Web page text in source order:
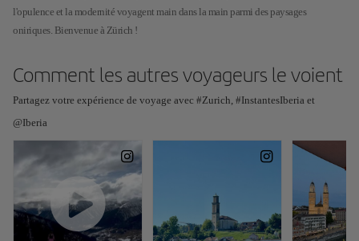
l'opulence et la modernité voyagent main dans la main parmi des paysages
oniriques. Bienvenue à Zürich !
Comment les autres voyageurs le voient
Partagez votre expérience de voyage avec #Zurich, #InstantesIberia et
@Iberia